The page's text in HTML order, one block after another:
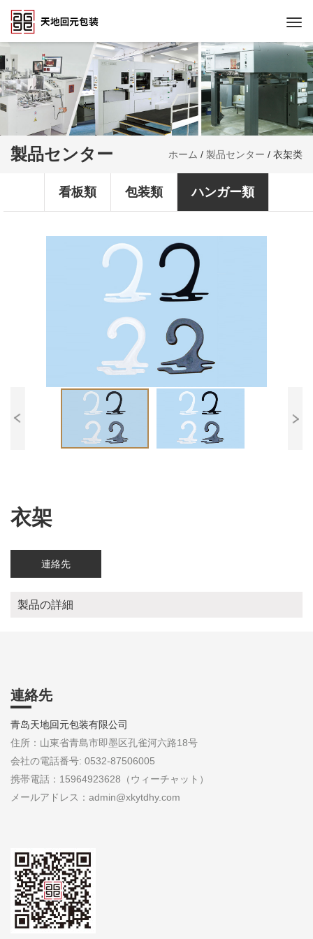
製品センター ホーム / 製品センター / 衣架类
看板類 包装類 ハンガー類
衣架
連絡先
製品の詳細
連絡先
青岛天地回元包装有限公司
住所：山東省青島市即墨区孔雀河六路18号
会社の電話番号: 0532-87506005
携帯電話：15964923628（ウィーチャット）
メールアドレス：admin@xkytdhy.com